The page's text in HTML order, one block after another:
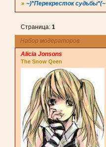
»~)*Перекресток судьбы*(~
Набор модераторов
Страница:1
Alicia Jonsons
The Snow Qeen